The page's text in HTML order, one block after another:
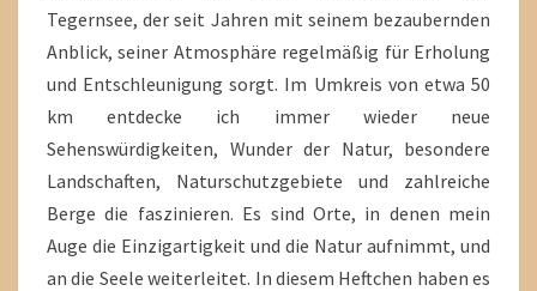
Tegernsee, der seit Jahren mit seinem bezaubernden
Anblick, seiner Atmosphäre regelmäßig für Erholung
und Entschleunigung sorgt. Im Umkreis von etwa 50
km entdecke ich immer wieder neue
Sehenswürdigkeiten, Wunder der Natur, besondere
Landschaften, Naturschutzgebiete und zahlreiche
Berge die faszinieren. Es sind Orte, in denen mein
Auge die Einzigartigkeit und die Natur aufnimmt, und
an die Seele weiterleitet. In diesem Heftchen haben es